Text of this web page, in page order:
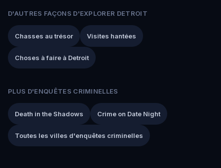
D'AUTRES FAÇONS D'EXPLORER DETROIT
Chasses au trésor Visites hantées
Choses à faire à Detroit
PLUS D'ENQUÊTES CRIMINELLES
Death in the Shadows Crime on Date Night
Toutes les villes d'enquêtes criminelles